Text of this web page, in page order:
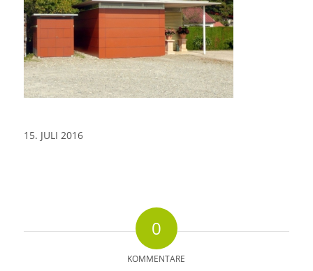
15. JULI 2016
0
KOMMENTARE